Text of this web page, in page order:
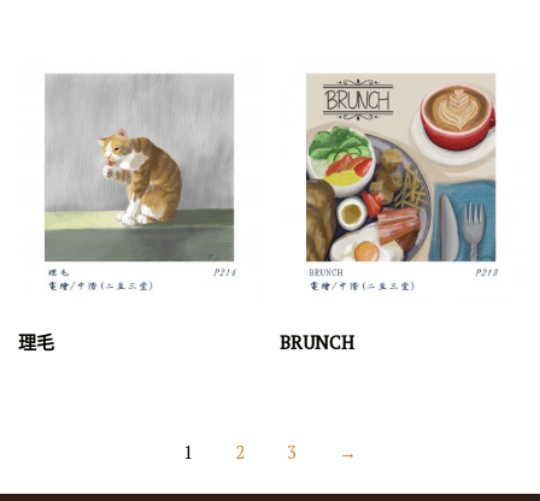
理毛 BRUNCH
1 2 3 →